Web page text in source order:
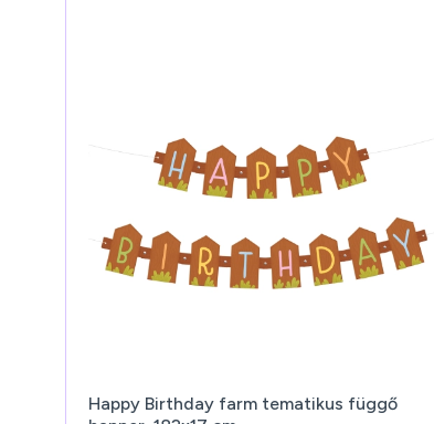
Happy Birthday farm tematikus függő